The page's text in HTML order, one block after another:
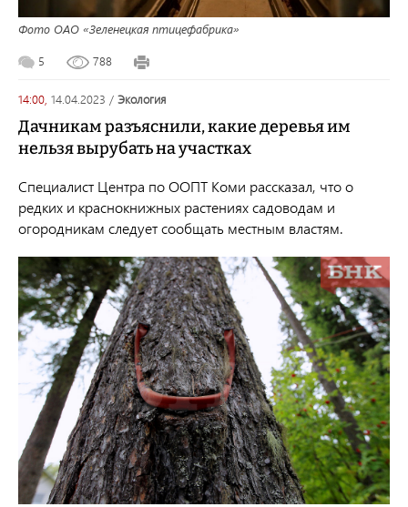
Фото ОАО «Зеленецкая птицефабрика»
5 788
14:00, 14.04.2023 / экология
Дачникам разъяснили, какие деревья им
нельзя вырубать на участках
Специалист Центра по ООПТ Коми рассказал, что о
редких и краснокнижных растениях садоводам и
огородникам следует сообщать местным властям.